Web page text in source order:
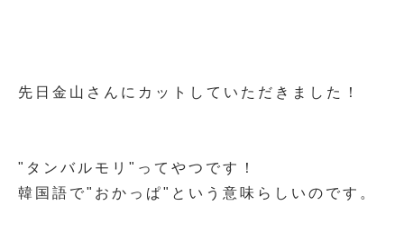
先日金山さんにカットしていただきました！
"タンバルモリ"ってやつです！
韓国語で"おかっぱ"という意味らしいのです。